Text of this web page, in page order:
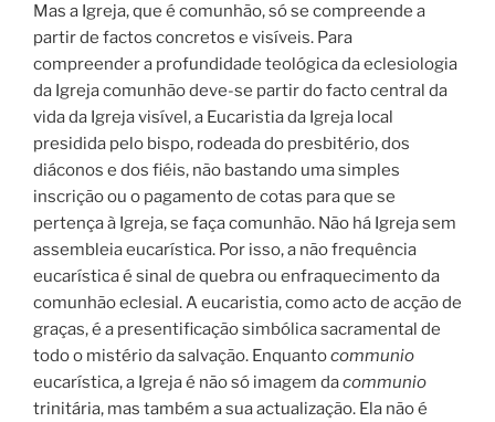
Mas a Igreja, que é comunhão, só se compreende a
partir de factos concretos e visíveis. Para
compreender a profundidade teológica da eclesiologia
da Igreja comunhão deve-se partir do facto central da
vida da Igreja visível, a Eucaristia da Igreja local
presidida pelo bispo, rodeada do presbitério, dos
diáconos e dos fiéis, não bastando uma simples
inscrição ou o pagamento de cotas para que se
pertença à Igreja, se faça comunhão. Não há Igreja sem
assembleia eucarística. Por isso, a não frequência
eucarística é sinal de quebra ou enfraquecimento da
comunhão eclesial. A eucaristia, como acto de acção de
graças, é a presentificação simbólica sacramental de
todo o mistério da salvação. Enquantocommunio
eucarística, a Igreja é não só imagem dacommunio
trinitária, mas também a sua actualização. Ela não é